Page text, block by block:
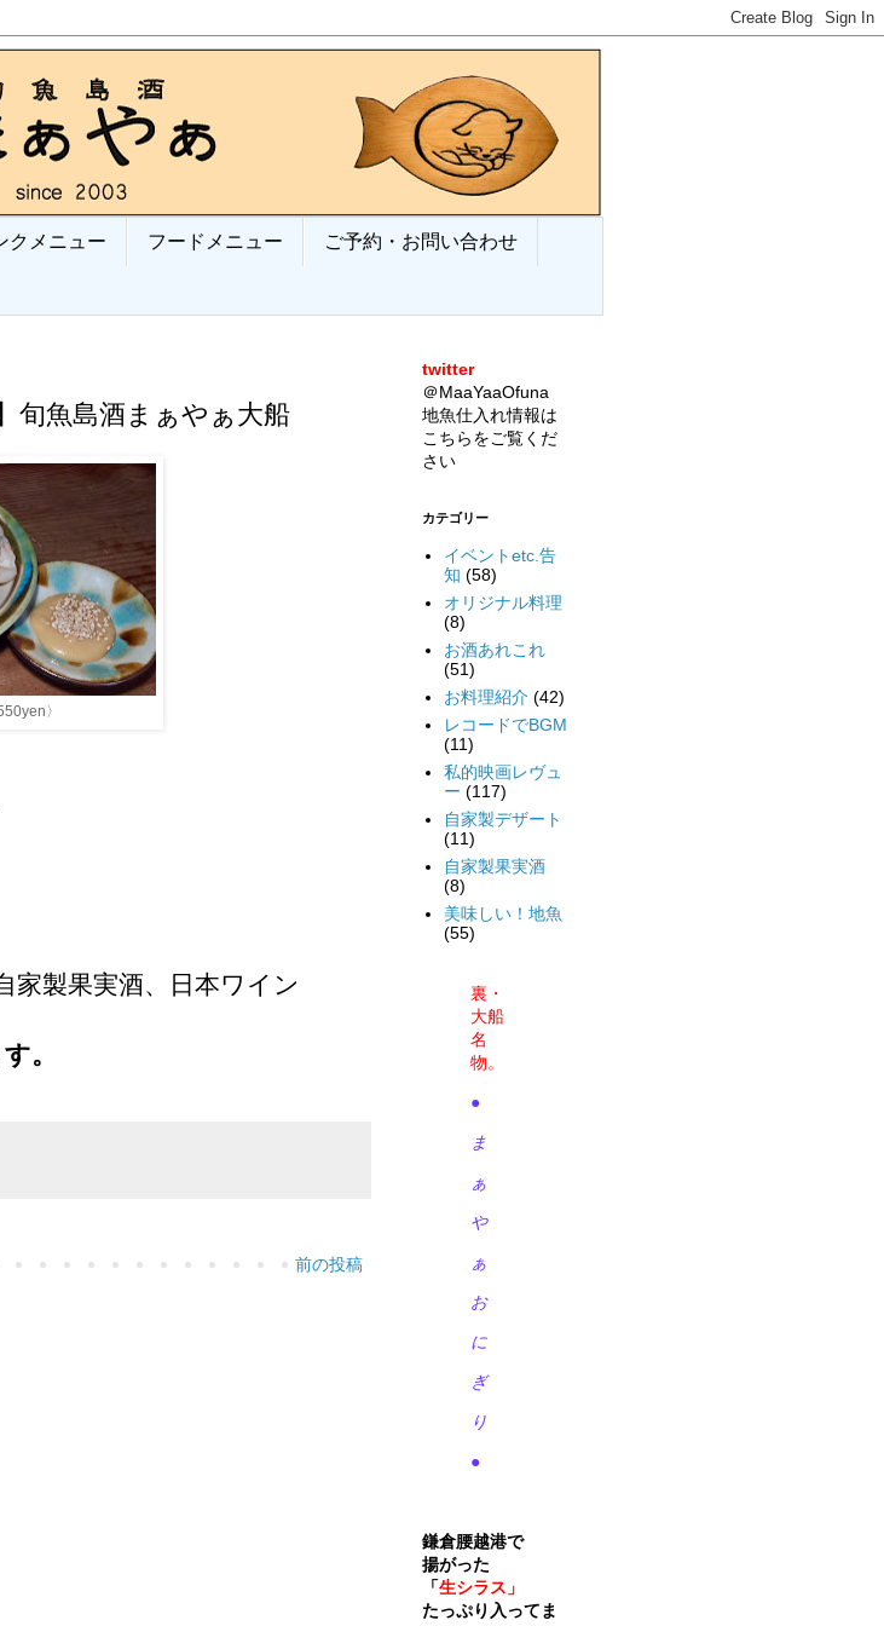
クメニュー フードメニュー ご予約・お問い合わせ
旬魚島酒まぁやぁ大船
〉
家製果実酒、日本ワイン
。
前の投稿
twitter
＠MaaYaaOfuna
地魚仕入れ情報は
こちらをご覧くだ
さい
カテゴリー
イベントetc.告
知 (58)
オリジナル料理
(8)
お酒あれこれ
(51)
お料理紹介 (42)
レコードでBGM
(11)
私的映画レヴュ
ー (117)
自家製デザート
(11)
自家製果実酒
(8)
美味しい！地魚
(55)
裏・
大船
名
物。
●
ま
ぁ
や
ぁ
お
に
ぎ
り
●
鎌倉腰越港で
揚がった
「生シラス」
たっぷり入ってま